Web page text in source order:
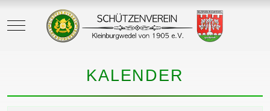
Mobile Menu Toggle
KALENDER